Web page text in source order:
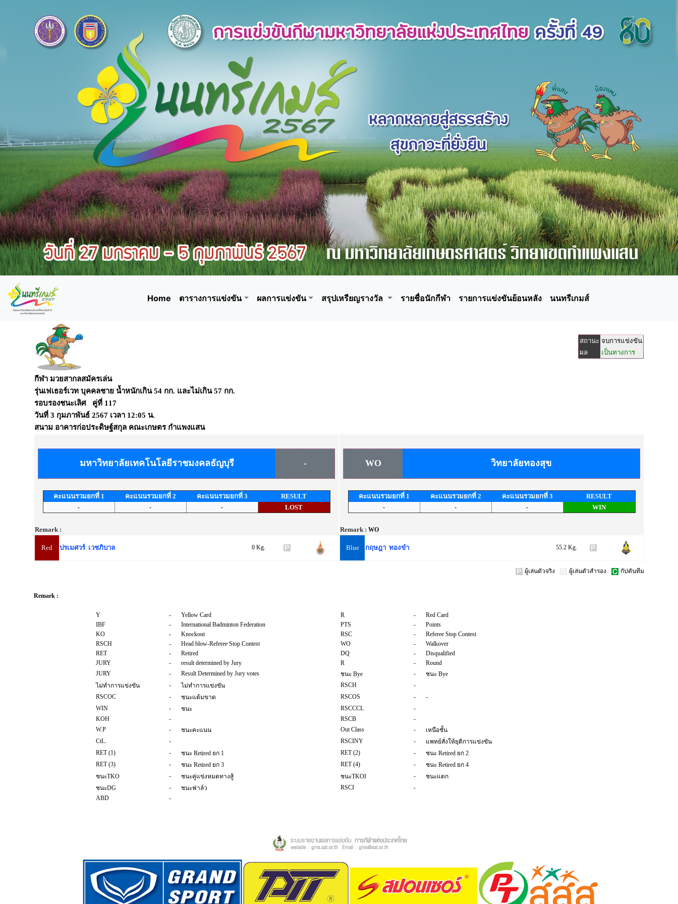
Home ตารางการแข่งขัน ผลการแข่งขัน สรุปเหรียญรางวัล รายชื่อนักกีฬา รายการแข่งขันย้อนหลัง นนทรีเกมส์
สถานะ จบการแข่งขัน
ผล
เป็นทางการ
กีฬา มวยสากลสมัครเล่น
รุ่นเฟเธอร์เวท บุคคลชาย น้ำหนักเกิน 54 กก. และไม่เกิน 57 กก.
รอบรองชนะเลิศ คู่ที่ 117
วันที่ 3 กุมภาพันธ์ 2567 เวลา 12:05 น.
สนาม อาคารก่อประดิษฐ์สกุล คณะเกษตร กำแพงแสน
มหาวิทยาลัยเทคโนโลยีราชมงคลธัญบุรี -
คะแนนรวมยกที่ 1 คะแนนรวมยกที่ 2 คะแนนรวมยกที่ 3 RESULT
- - - LOST
Remark :
Red ปรเมศวร์ เวชภิบาล 0 Kg.
WO วิทยาลัยทองสุข
คะแนนรวมยกที่ 1 คะแนนรวมยกที่ 2 คะแนนรวมยกที่ 3 RESULT
- - - WIN
Remark : WO
Blue กฤษฎา ทองขำ 55.2 Kg.
ผู้เล่นตัวจริง ผู้เล่นตัวสำรอง กัปตันทีม
Remark :
Y - Yellow Card R -
Red Card
IBF
- International Badminton Federation PTS -
Points
KO
- Knockout RSC -
Referee Stop Contest
RSCH
- Head blow-Referee Stop Contest WO -
Walkover
RET
- Retired DQ -
Disqualified
JURY
- result determined by Jury R -
Round
JURY
- Result Determined by Jury votes ชนะ Bye -
ชนะ Bye
ไม่ทำการแข่งขัน
- ไม่ทำการแข่งขัน RSCH
-
RSCOC
- ชนะแต้มขาด RSCOS -
-
WIN
- ชนะ RSCCCL
-
KOH
- RSCB
-
W.P
- ชนะคะแนน Out Class -
เหนือชั้น
CtL.
- RSCINY -
แพทย์สั่งให้ยุติการแข่งขัน
RET (1)
- ชนะ Retired ยก 1 RET (2) -
ชนะ Retired ยก 2
RET (3)
- ชนะ Retired ยก 3 RET (4) -
ชนะ Retired ยก 4
ชนะTKO
- ชนะคู่แข่งหมดทางสู้ ชนะTKOI -
ชนะแตก
ชนะDG
- ชนะฟาล์ว RSCI
-
ABD
-